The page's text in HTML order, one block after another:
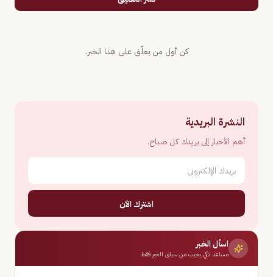
كن أول من يعلّق على هذا الخبر.
النشرة البريدية
أهم الأخبار إلى بريدك كل صباح.
اشترك الآن
اسأل الخبر
مساعد ذكي يجيب من سياق الخبر فقط